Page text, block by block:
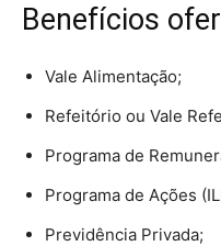
Benefícios
Vale Alimentação;
Refeitório ou Vale
Programa de
Programa de Ações
Previdência Privada;